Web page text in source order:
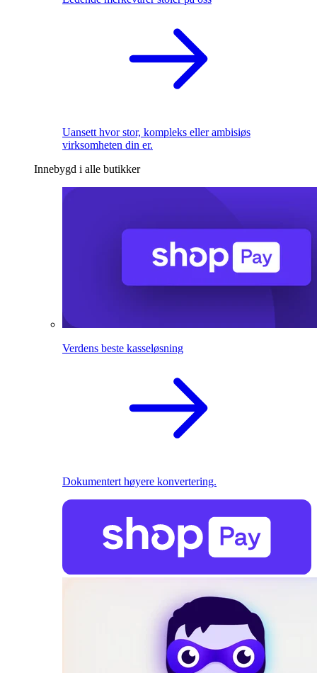
Uansett hvor stor, kompleks eller ambisiøs
virksomheten din er.
Innebygd i alle butikker
Verdens beste kasseløsning
Dokumentert høyere konvertering.